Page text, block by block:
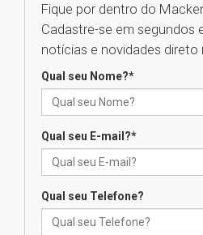
das novas
calouros
Fique por dentro do
Cadastre-se em segundos
notícias e novidades direto
Qual seu Nome?*
Qual seu E-mail?*
Qual seu Telefone?